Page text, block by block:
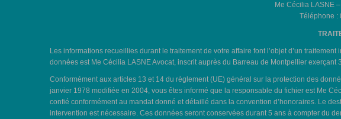
Me Cécilia LASNE
Téléphone :
Les informations recueillies durant le traitement de votre affaire font l’objet d’un
données est Me Cécilia LASNE Avocat, inscrit auprès du Barreau de Montpellier
Conformément aux articles 13 et 14 du règlement (UE) général sur la protection des
janvier 1978 modifiée en 2004, vous êtes informé que la responsable du fichier est Me
confié conformément au mandat donné et détaillé dans la convention d’honoraires. Le
intervention est nécessaire. Ces données seront conservées durant 5 ans à compter du